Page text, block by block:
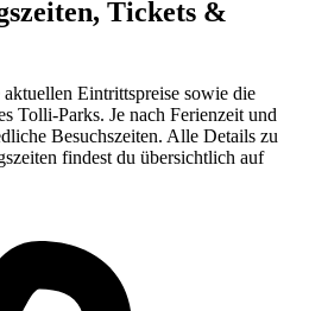
Tickets &
Eintrittspreise sowie die
Tolli-Parks. Je nach Ferienzeit und
Besuchszeiten. Alle Details zu
findest du übersichtlich auf